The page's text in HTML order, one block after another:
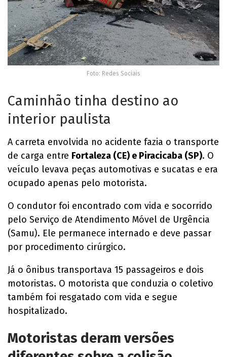
Foto: Redes Sociais
Caminhão tinha destino ao
interior paulista
A carreta envolvida no acidente fazia o transporte
de carga entre Fortaleza (CE) e Piracicaba (SP). O
veículo levava peças automotivas e sucatas e era
ocupado apenas pelo motorista.
O condutor foi encontrado com vida e socorrido
pelo Serviço de Atendimento Móvel de Urgência
(Samu). Ele permanece internado e deve passar
por procedimento cirúrgico.
Já o ônibus transportava 15 passageiros e dois
motoristas. O motorista que conduzia o coletivo
também foi resgatado com vida e segue
hospitalizado.
Motoristas deram versões